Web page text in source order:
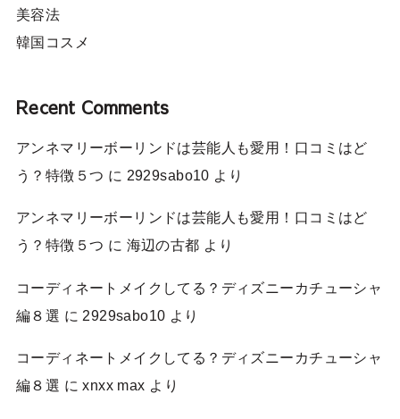
美容法
韓国コスメ
Recent Comments
アンネマリーボーリンドは芸能人も愛用！口コミはど
う？特徴５つ に 2929sabo10 より
アンネマリーボーリンドは芸能人も愛用！口コミはど
う？特徴５つ に 海辺の古都 より
コーディネートメイクしてる？ディズニーカチューシャ
編８選 に 2929sabo10 より
コーディネートメイクしてる？ディズニーカチューシャ
編８選 にxnxx max より